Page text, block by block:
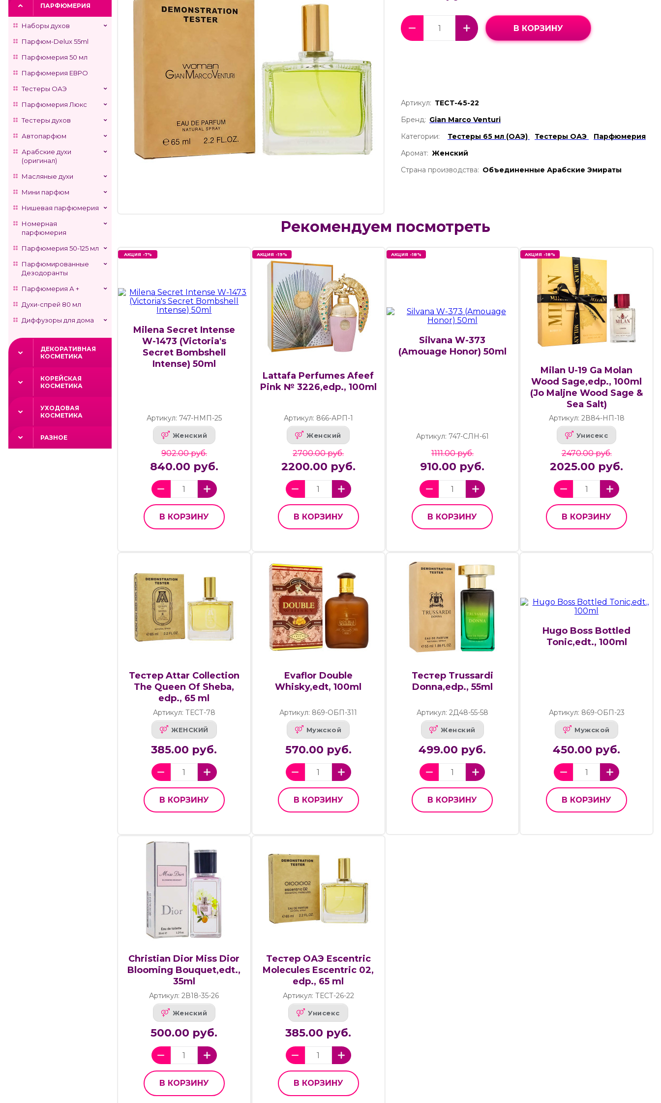
ПАРФЮМЕРИЯ
Наборы духов
Парфюм-Delux 55ml
Парфюмерия 50 мл
Парфюмерия ЕВРО
Тестеры ОАЭ
Парфюмерия Люкс
Тестеры духов
Автопарфюм
Арабские духи
(оригинал)
Масляные духи
Мини парфюм
Нишевая парфюмерия
Номерная
парфюмерия
Парфюмерия 50-125 мл
Парфюмированные
Дезодоранты
Парфюмерия А +
Духи-спрей 80 мл
Диффузоры для дома
ДЕКОРАТИВНАЯ
КОСМЕТИКА
КОРЕЙСКАЯ
КОСМЕТИКА
УХОДОВАЯ
КОСМЕТИКА
РАЗНОЕ
В КОРЗИНУ
Артикул: ТЕСТ-45-22
Бренд: Gian Marco Venturi
Категории:
Тестеры 65 мл (ОАЭ) Тестеры ОАЭ
Парфюмерия
Аромат: Женский
Страна производства: Объединенные Арабские Эмираты
Рекомендуем посмотреть
АКЦИЯ -7%
Milena Secret Intense
W-1473 (Victoria's
Secret Bombshell
Intense) 50ml
Артикул: 747-НМП-25
Женский
902.00 руб.
840.00 руб.
В КОРЗИНУ
АКЦИЯ -19%
Lattafa Perfumes Afeef
Pink № 3226,edp., 100ml
Артикул: 866-АРП-1
Женский
2700.00 руб.
2200.00 руб.
В КОРЗИНУ
АКЦИЯ -18%
Silvana W-373
(Amouage Honor) 50ml
Артикул: 747-СЛН-61
1111.00 руб.
910.00 руб.
В КОРЗИНУ
АКЦИЯ -18%
Milan U-19 Ga Molan
Wood Sage,edp., 100ml
(Jo Maljne Wood Sage &
Sea Salt)
Артикул: 2В84-НП-18
Унисекс
2470.00 руб.
2025.00 руб.
В КОРЗИНУ
Тестер Attar Collection
The Queen Of Sheba,
edp., 65 ml
Артикул: ТЕСТ-78
ЖЕНСКИЙ
385.00 руб.
В КОРЗИНУ
Evaflor Double
Whisky,edt, 100ml
Артикул: 869-ОБП-311
Мужской
570.00 руб.
В КОРЗИНУ
Тестер Trussardi
Donna,edp., 55ml
Артикул: 2Д48-55-58
Женский
499.00 руб.
В КОРЗИНУ
Hugo Boss Bottled
Tonic,edt., 100ml
Артикул: 869-ОБП-23
Мужской
450.00 руб.
В КОРЗИНУ
Christian Dior Miss Dior
Blooming Bouquet,edt.,
35ml
Артикул: 2В18-35-26
Женский
500.00 руб.
В КОРЗИНУ
Тестер ОАЭ Escentric
Molecules Escentric 02,
edp., 65 ml
Артикул: ТЕСТ-26-22
Унисекс
385.00 руб.
В КОРЗИНУ